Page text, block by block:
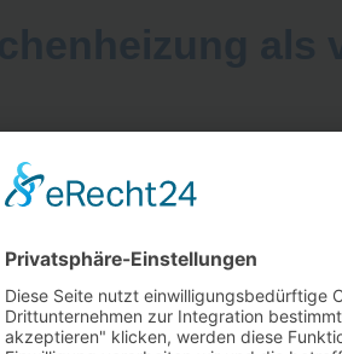
Gebäudeenergiegesetz (GEG) ab